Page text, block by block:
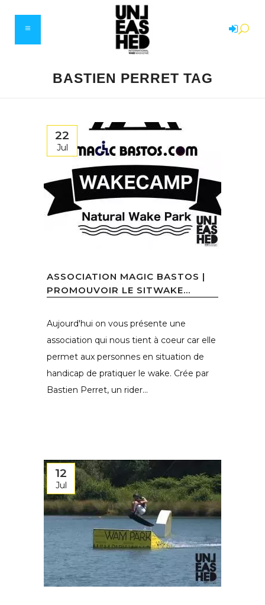
BASTIEN PERRET TAG
22
Jul
ASSOCIATION MAGIC BASTOS |
PROMOUVOIR LE SITWAKE...
Aujourd'hui on vous présente une
association qui nous tient à coeur car elle
permet aux personnes en situation de
handicap de pratiquer le wake. Crée par
Bastien Perret, un rider...
12
Jul